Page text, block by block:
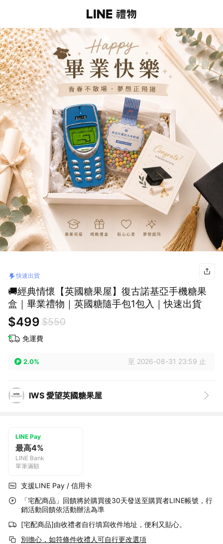
快速出貨
🚚經典情懷【英國糖果屋】復古諾基亞手機糖果
盒｜畢業禮物｜英國糖隨手包1包入｜快速出貨
$499 $550
免運費
2.0% 至 2026-08-31 23:59 止
IWS 愛望英國糖果屋
LINE Pay
最高4%
LINE Bank
單筆滿額
支援LINE Pay / 信用卡
「宅配商品」回饋將於購買後30天發送至購買者LINE帳號，行
銷活動回饋依活動辦法為準
[宅配商品]由收禮者自行填寫收件地址，便利又貼心。
別擔心，如符條件收禮人可自行更改選項